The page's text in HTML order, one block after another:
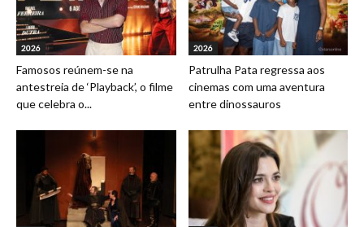
2026
Famosos reúnem-se na
antestreia de ‘Playback’, o filme
que celebra o...
2026
Patrulha Pata regressa aos
cinemas com uma aventura
entre dinossauros